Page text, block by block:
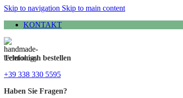
Skip to navigation Skip to main content
KONTAKT
Telefonisch bestellen
+39 338 330 5595
Haben Sie Fragen?